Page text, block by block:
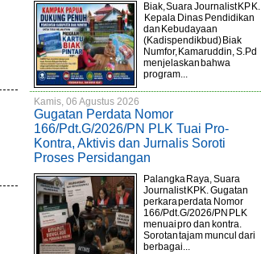
Biak, Suara Journalist KPK.
Kepala Dinas Pendidikan
dan Kebudayaan
(Kadispendikbud) Biak
Numfor, Kamaruddin, S.Pd
menjelaskan bahwa
program...
Kamis, 06 Agustus 2026
Gugatan Perdata Nomor
166/Pdt.G/2026/PN PLK Tuai Pro-
Kontra, Aktivis dan Jurnalis Soroti
Proses Persidangan
Palangka Raya, Suara
Journalist KPK. Gugatan
perkara perdata Nomor
166/Pdt.G/2026/PN PLK
menuai pro dan kontra.
Sorotan tajam muncul dari
berbagai...